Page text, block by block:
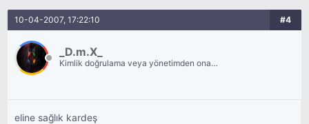
10-04-2007, 17:22:10 #4
_D.m.X_
Kimlik doğrulama veya yönetimden onay
eline sağlık kardeş